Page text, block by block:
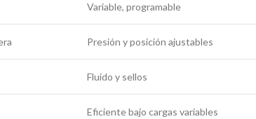
Variable, programable
Presión y posición ajustables
Fluido y sellos
Eficiente bajo cargas variables